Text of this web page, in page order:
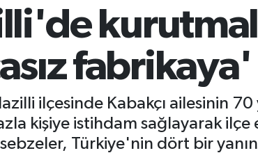
ilçesinde Kabakçı ailesinin
kişiye istihdam sağlayarak
Türkiye'nin dört bir